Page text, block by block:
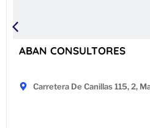
ABAN CONSULTORES
Carretera De Canillas 115, 2,